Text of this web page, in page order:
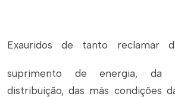
Exauridos de tanto reclamar
suprimento de energia, da
distribuição, das más condições